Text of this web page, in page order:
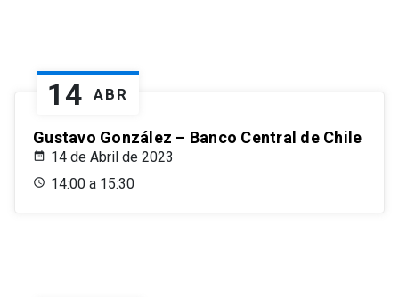
14 ABR
Gustavo González – Banco Central de Chile
14 de Abril de 2023
14:00 a 15:30